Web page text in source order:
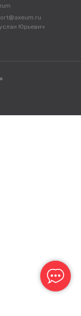
Юрьевич